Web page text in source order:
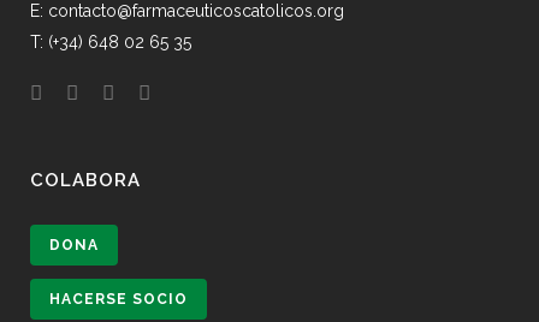
E: contacto@farmaceuticoscatolicos.org
T: (+34) 648 02 65 35
COLABORA
DONA
HACERSE SOCIO